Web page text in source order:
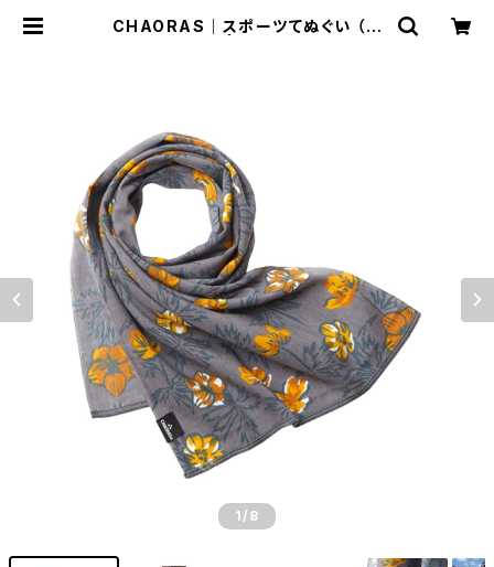
CHAORAS｜スポーツてぬぐい （シ
1 /8